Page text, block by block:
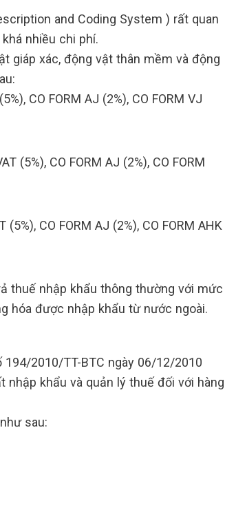
and Coding System ) rất quan
nhiều chi phí.
giáp xác, động vật thân mềm và động
CO FORM AJ (2%), CO FORM VJ
(5%), CO FORM AJ (2%), CO FORM
CO FORM AJ (2%), CO FORM AHK
thuế nhập khẩu thông thường với mức
hóa được nhập khẩu từ nước ngoài.
2010/TT-BTC ngày 06/12/2010
nhập khẩu và quản lý thuế đối với hàng
sau: